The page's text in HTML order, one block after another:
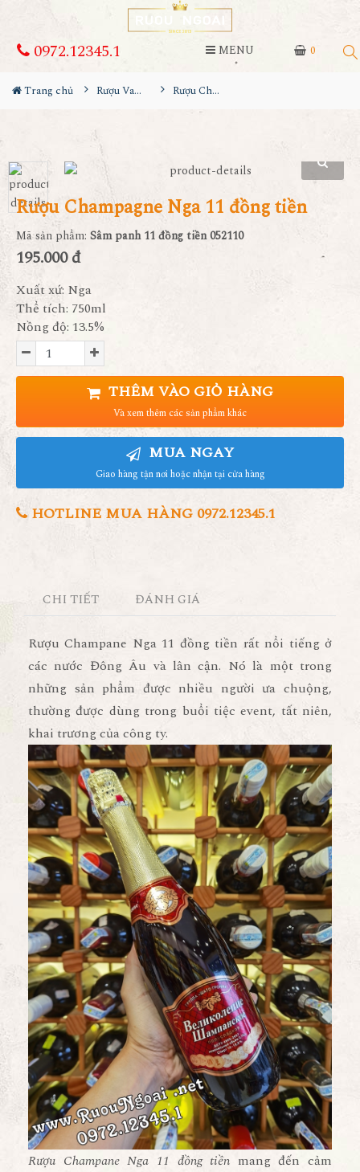
0
0972.12345.1 MENU
Trang chủ Rượu Vang Rượu Champagne Nga 11 đồng tiền
Rượu Champagne Nga 11 đồng tiền
Mã sản phẩm: Sâm panh 11 đồng tiền 052110
195.000 đ
Xuất xứ: Nga
Thể tích: 750ml
Nồng độ: 13.5%
THÊM VÀO GIỎ HÀNG
Và xem thêm các sản phẩm khác
MUA NGAY
Giao hàng tận nơi hoặc nhận tại cửa hàng
HOTLINE MUA HÀNG 0972.12345.1
CHI TIẾT ĐÁNH GIÁ
Rượu Champane Nga 11 đồng tiền rất nổi tiếng ở
các nước Đông Âu và lân cận. Nó là một trong
những sản phẩm được nhiều người ưa chuộng,
thường được dùng trong buổi tiệc event, tất niên,
khai trương của công ty.
Rượu Champane Nga 11 đồng tiền mang đến cảm